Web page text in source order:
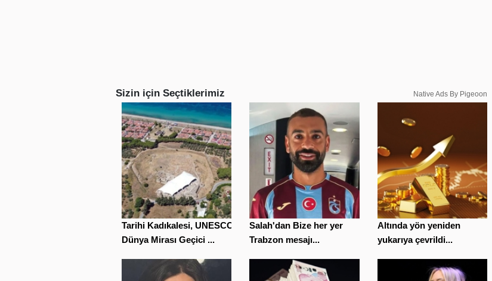
Sizin için Seçtiklerimiz Native Ads By Pigeoon
Tarihi Kadıkalesi, UNESCO
Dünya Mirası Geçici ...
Salah'dan Bize her yer
Trabzon mesajı...
Altında yön yeniden
yukarıya çevrildi...